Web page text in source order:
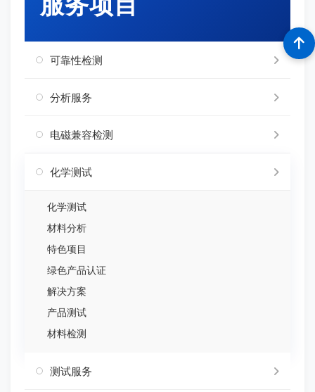
可靠性检测
分析服务
电磁兼容检测
化学测试
化学测试
材料分析
特色项目
绿色产品认证
解决方案
产品测试
材料检测
测试服务